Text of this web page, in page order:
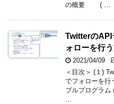
の概要 ( …
TwitterのAPI
ォローを行
2021/04/09
＜目次＞ (１)
でフォローを
プルプログラム